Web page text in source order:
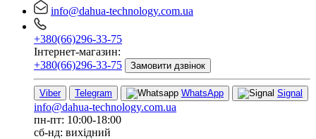
info@dahua-technology.com.ua
+380(66)296-33-75
Інтернет-магазин:
+380(66)296-33-75
Замовити дзвінок
Viber Telegram WhatsApp Signal
info@dahua-technology.com.ua
пн-пт: 10:00-18:00
сб-нд: вихідний